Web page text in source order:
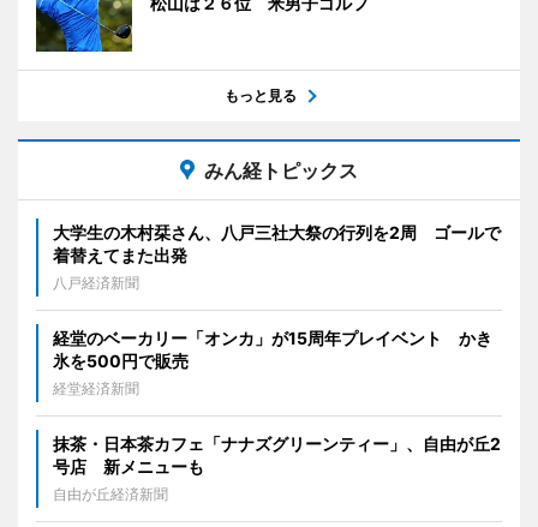
もっと見る
みん経トピックス
大学生の木村栞さん、八戸三社大祭の行列を2周 ゴールで
着替えてまた出発
八戸経済新聞
経堂のベーカリー「オンカ」が15周年プレイベント かき
氷を500円で販売
経堂経済新聞
抹茶・日本茶カフェ「ナナズグリーンティー」、自由が丘2
号店 新メニューも
自由が丘経済新聞